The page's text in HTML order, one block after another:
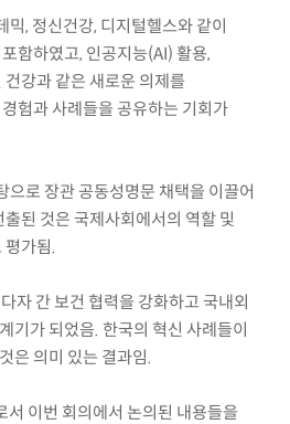
, 정신건강, 디지털헬스와 같이
함하였고, 인공지능(AI) 활용,
강과 같은 새로운 의제를
험과 사례들을 공유하는 기회가
으로 장관 공동성명문 채택을 이끌어
된 것은 국제사회에서의 역할 및
평가됨.
자 간 보건 협력을 강화하고 국내외
기가 되었음. 한국의 혁신 사례들이
은 의미 있는 결과임.
이번 회의에서 논의된 내용들을